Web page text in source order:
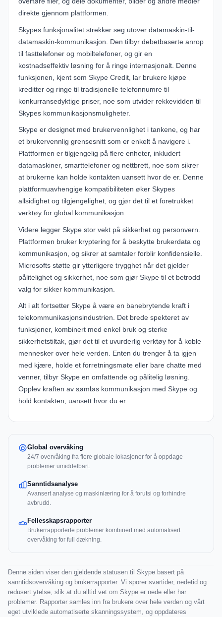
direkte gjennom plattformen.
Skypes funksjonalitet strekker seg utover datamaskin-til-
datamaskin-kommunikasjon. Den tilbyr debetbaserte anrop
til fasttelefoner og mobiltelefoner, og gir en
kostnadseffektiv løsning for å ringe internasjonalt. Denne
funksjonen, kjent som Skype Credit, lar brukere kjøpe
kreditter og ringe til tradisjonelle telefonnumre til
konkurransedyktige priser, noe som utvider rekkevidden til
Skypes kommunikasjonsmuligheter.
Skype er designet med brukervennlighet i tankene, og har
et brukervennlig grensesnitt som er enkelt å navigere i.
Plattformen er tilgjengelig på flere enheter, inkludert
datamaskiner, smarttelefoner og nettbrett, noe som sikrer
at brukerne kan holde kontakten uansett hvor de er. Denne
plattformuavhengige kompatibiliteten øker Skypes
allsidighet og tilgjengelighet, og gjør det til et foretrukket
verktøy for global kommunikasjon.
Videre legger Skype stor vekt på sikkerhet og personvern.
Plattformen bruker kryptering for å beskytte brukerdata og
kommunikasjon, og sikrer at samtaler forblir konfidensielle.
Microsofts støtte gir ytterligere trygghet når det gjelder
pålitelighet og sikkerhet, noe som gjør Skype til et betrodd
valg for sikker kommunikasjon.
Alt i alt fortsetter Skype å være en banebrytende kraft i
telekommunikasjonsindustrien. Det brede spekteret av
funksjoner, kombinert med enkel bruk og sterke
sikkerhetstiltak, gjør det til et uvurderlig verktøy for å koble
mennesker over hele verden. Enten du trenger å ta igjen
med kjære, holde et forretningsmøte eller bare chatte med
venner, tilbyr Skype en omfattende og pålitelig løsning.
Opplev kraften av sømløs kommunikasjon med Skype og
hold kontakten, uansett hvor du er.
Global overvåking
24/7 overvåking fra flere globale lokasjoner for å oppdage
problemer umiddelbart.
Sanntidsanalyse
Avansert analyse og maskinlæring for å forutsi og forhindre
avbrudd.
Fellesskapsrapporter
Brukerrapporterte problemer kombinert med automatisert
overvåking for full dækning.
Denne siden viser den gjeldende statusen til Skype basert på
sanntidsovervåking og brukerrapporter. Vi sporer svartider, nedetid og
redusert ytelse, slik at du alltid vet om Skype er nede eller har
problemer. Rapporter samles inn fra brukere over hele verden og vårt
eget utviklede automatiserte skanningssystem, og oppdateres